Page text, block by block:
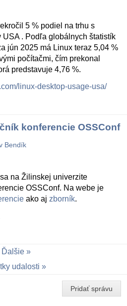
5 % podiel na trhu s
. Podľa globálnych štatistík
jún 2025 má Linux teraz 5,04 %
počítačmi, čím prekonal
predstavuje 4,76 %.
linux-desktop-usage-usa/
konferencie OSSConf
Bendík
na Žilinskej univerzite
OSSConf. Na webe je
ako aj zborník.
Ďalšie
udalosti
Pridať správu